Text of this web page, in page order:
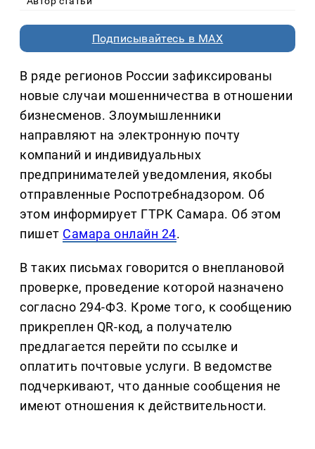
Подписывайтесь в MAX
В ряде регионов России зафиксированы
новые случаи мошенничества в отношении
бизнесменов. Злоумышленники
направляют на электронную почту
компаний и индивидуальных
предпринимателей уведомления, якобы
отправленные Роспотребнадзором. Об
этом информирует ГТРК Самара. Об этом
пишет Самара онлайн 24.
В таких письмах говорится о внеплановой
проверке, проведение которой назначено
согласно 294-ФЗ. Кроме того, к сообщению
прикреплен QR-код, а получателю
предлагается перейти по ссылке и
оплатить почтовые услуги. В ведомстве
подчеркивают, что данные сообщения не
имеют отношения к действительности.